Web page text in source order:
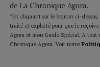
de La Chronique Agora.
*En cliquant sur le bouton ci-
traité et exploité pour que je
Agora et mon Guide Spécial. A tout
Chronique Agora. Voir notre